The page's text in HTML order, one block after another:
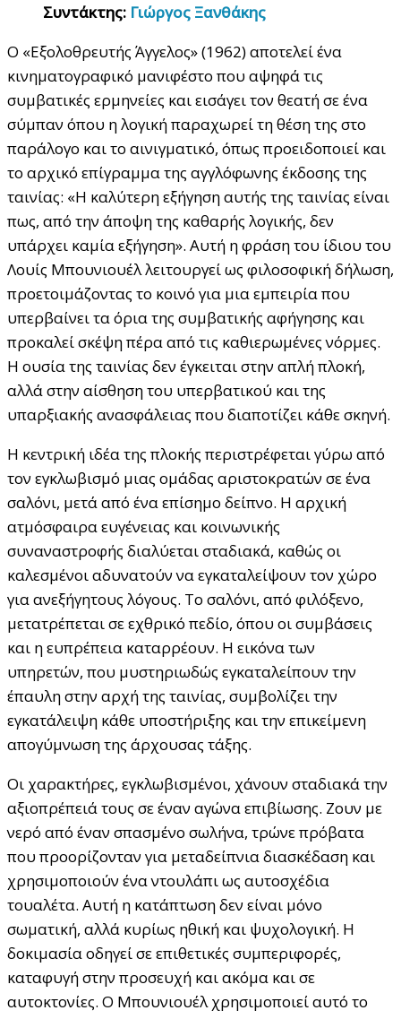
Συντάκτης: Γιώργος Ξανθάκης
Ο «Εξολοθρευτής Άγγελος» (1962) αποτελεί ένα
κινηματογραφικό μανιφέστο που αψηφά τις
συμβατικές ερμηνείες και εισάγει τον θεατή σε ένα
σύμπαν όπου η λογική παραχωρεί τη θέση της στο
παράλογο και το αινιγματικό, όπως προειδοποιεί και
το αρχικό επίγραμμα της αγγλόφωνης έκδοσης της
ταινίας: «Η καλύτερη εξήγηση αυτής της ταινίας είναι
πως, από την άποψη της καθαρής λογικής, δεν
υπάρχει καμία εξήγηση». Αυτή η φράση του ίδιου του
Λουίς Μπουνιουέλ λειτουργεί ως φιλοσοφική δήλωση,
προετοιμάζοντας το κοινό για μια εμπειρία που
υπερβαίνει τα όρια της συμβατικής αφήγησης και
προκαλεί σκέψη πέρα από τις καθιερωμένες νόρμες.
Η ουσία της ταινίας δεν έγκειται στην απλή πλοκή,
αλλά στην αίσθηση του υπερβατικού και της
υπαρξιακής ανασφάλειας που διαποτίζει κάθε σκηνή.
Η κεντρική ιδέα της πλοκής περιστρέφεται γύρω από
τον εγκλωβισμό μιας ομάδας αριστοκρατών σε ένα
σαλόνι, μετά από ένα επίσημο δείπνο. Η αρχική
ατμόσφαιρα ευγένειας και κοινωνικής
συναναστροφής διαλύεται σταδιακά, καθώς οι
καλεσμένοι αδυνατούν να εγκαταλείψουν τον χώρο
για ανεξήγητους λόγους. Το σαλόνι, από φιλόξενο,
μετατρέπεται σε εχθρικό πεδίο, όπου οι συμβάσεις
και η ευπρέπεια καταρρέουν. Η εικόνα των
υπηρετών, που μυστηριωδώς εγκαταλείπουν την
έπαυλη στην αρχή της ταινίας, συμβολίζει την
εγκατάλειψη κάθε υποστήριξης και την επικείμενη
απογύμνωση της άρχουσας τάξης.
Οι χαρακτήρες, εγκλωβισμένοι, χάνουν σταδιακά την
αξιοπρέπειά τους σε έναν αγώνα επιβίωσης. Ζουν με
νερό από έναν σπασμένο σωλήνα, τρώνε πρόβατα
που προορίζονταν για μεταδείπνια διασκέδαση και
χρησιμοποιούν ένα ντουλάπι ως αυτοσχέδια
τουαλέτα. Αυτή η κατάπτωση δεν είναι μόνο
σωματική, αλλά κυρίως ηθική και ψυχολογική. Η
δοκιμασία οδηγεί σε επιθετικές συμπεριφορές,
καταφυγή στην προσευχή και ακόμα και σε
αυτοκτονίες. Ο Μπουνιουέλ χρησιμοποιεί αυτό το